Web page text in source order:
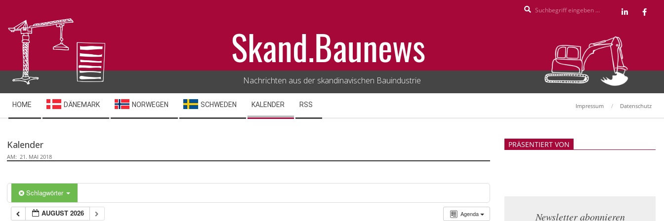
content
Skand.Baunews
Nachrichten aus der skandinavischen Bauindustrie
Navigation
Menu
HOME DÄNEMARK NORWEGEN SCHWEDEN KALENDER RSS Impressum Datenschutz
Kalender
AM: 21. MAI 2018
Schlagwörter
Agenda
AUGUST 2026
PRÄSENTIERT VON
Newsletter abonnieren